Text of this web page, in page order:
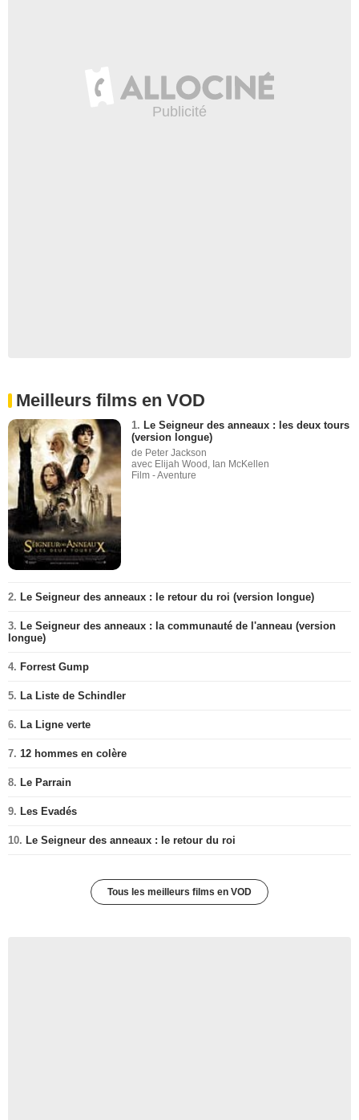
Meilleurs films en VOD
1. Le Seigneur des anneaux : les deux tours
(version longue)
de Peter Jackson
avec Elijah Wood, Ian McKellen
Film - Aventure
2. Le Seigneur des anneaux : le retour du roi (version longue)
3. Le Seigneur des anneaux : la communauté de l'anneau (version
longue)
4. Forrest Gump
5. La Liste de Schindler
6. La Ligne verte
7. 12 hommes en colère
8. Le Parrain
9. Les Evadés
10. Le Seigneur des anneaux : le retour du roi
Tous les meilleurs films en VOD